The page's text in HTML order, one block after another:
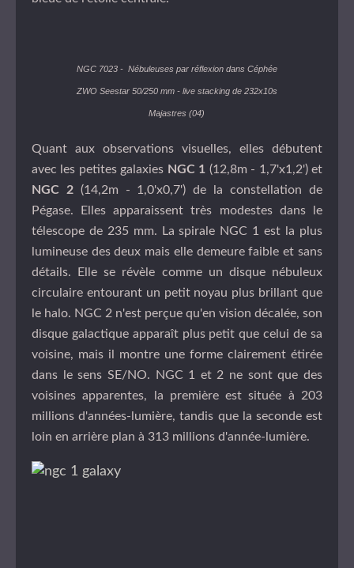
NGC 7023 - Nébuleuses par réflexion dans Céphée
ZWO Seestar 50/250 mm - live stacking de 232x10s
Majastres (04)
Quant aux observations visuelles, elles débutent
avec les petites galaxies NGC 1 (12,8m - 1,7'x1,2') et
NGC 2(14,2m - 1,0'x0,7') de la constellation de
Pégase. Elles apparaissent très modestes dans le
télescope de 235 mm. La spirale NGC 1 est la plus
lumineuse des deux mais elle demeure faible et sans
détails. Elle se révèle comme un disque nébuleux
circulaire entourant un petit noyau plus brillant que
le halo. NGC 2 n'est perçue qu'en vision décalée, son
disque galactique apparaît plus petit que celui de sa
voisine, mais il montre une forme clairement étirée
dans le sens SE/NO. NGC 1 et 2 ne sont que des
voisines apparentes, la première est située à 203
millions d'années-lumière, tandis que la seconde est
loin en arrière plan à 313 millions d'année-lumière.